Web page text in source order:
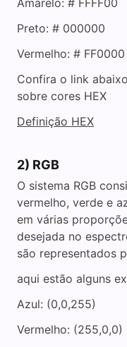
Amarelo: # FFFF00
Preto: # 000000
Vermelho: # FF0000
Confira o link
sobre cores HEX
Definição HEX
2) RGB
O sistema RGB
vermelho, verde e
em várias
desejada no
são representados
aqui estão alguns
Azul: (0,0,255)
Vermelho: (255,0,0)